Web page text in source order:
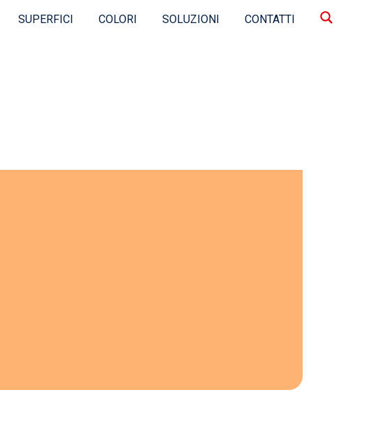
SUPERFICI COLORI SOLUZIONI CONTATTI